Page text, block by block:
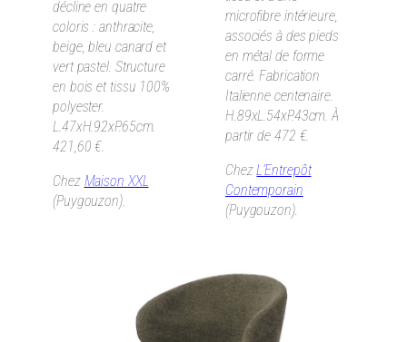
décline en quatre
coloris : anthracite,
beige, bleu canard et
vert pastel. Structure
en bois et tissu 100%
polyester.
L.47xH.92xP.65cm.
421,60 €.
Chez Maison XXL
(Puygouzon).
microfibre intérieure,
associés à des pieds
en métal de forme
carré. Fabrication
Italienne centenaire.
H.89xL.54xP.43cm. À
partir de 472 €.
ChezL’Entrepôt
Contemporain
(Puygouzon).